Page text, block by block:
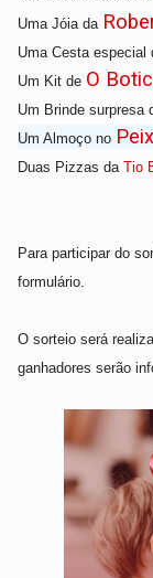
UmaJóia da
Uma Cesta especial
Um Kit de O
Um Brinde surpresa
Um A lmoço no
Duas Pizzas daTio
Para participar do
formulário.
O sorteio será
ganhadores serão